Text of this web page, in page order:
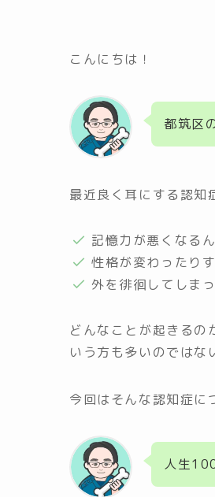
こんにちは！
都筑区
最近良く耳にする認知
記憶力が悪くなる
性格が変わったり
外を徘徊してしま
どんなことが起きるの
いう方も多いのではな
今回はそんな認知症に
人生